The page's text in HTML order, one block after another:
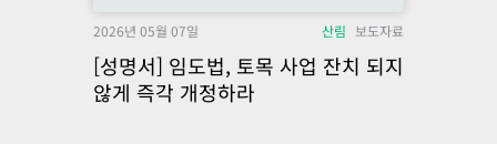
2026년 05월 07일 산림 보도자료
[성명서] 임도법, 토목 사업 잔치 되지
않게 즉각 개정하라